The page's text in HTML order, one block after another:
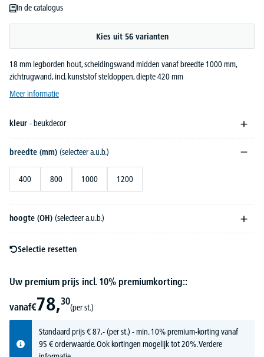
In de catalogus
Kies uit 56 varianten
18 mm legborden hout, scheidingswand midden vanaf breedte 1000 mm,
zichtrugwand, incl. kunststof steldoppen, diepte 420 mm
Meer informatie
kleur - beukdecor
breedte (mm) (selecteer a.u.b.)
400 800 1000 1200
hoogte (OH) (selecteer a.u.b.)
Selectie resetten
Uw premium prijs incl. 10% premiumkorting::
vanaf€78,30
(per st.)
Standaard prijs€87,-(per st.) - min. 10% premium-korting vanaf
95 € orderwaarde. Ook kortingen mogelijk tot 20%.Verdere